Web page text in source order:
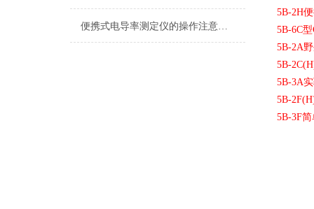
便携式电导率测定仪的操作注意要点分析
5B-2H
5B-6C型
5B-2A
5B-2C(H
5B-3A
5B-
5B-3F简